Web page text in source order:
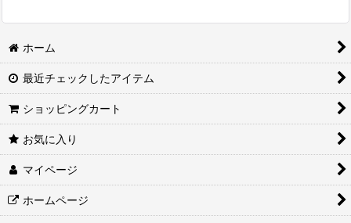
ホーム
最近チェックしたアイテム
ショッピングカート
お気に入り
マイページ
ホームページ